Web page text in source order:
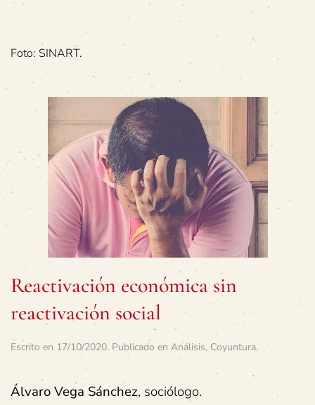
Foto: SINART.
Reactivación económica sin
reactivación social
Escrito en 17/10/2020. Publicado en Análisis, Coyuntura.
Álvaro Vega Sánchez, sociólogo.